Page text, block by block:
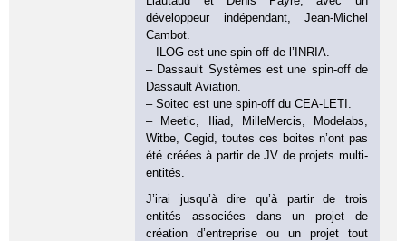
développeur indépendant, Jean-Michel
Cambot.
– ILOG est une spin-off de l’INRIA.
– Dassault Systèmes est une spin-off de
Dassault Aviation.
– Soitec est une spin-off du CEA-LETI.
– Meetic, Iliad, MilleMercis, Modelabs,
Witbe, Cegid, toutes ces boites n’ont pas
été créées à partir de JV de projets multi-
entités.
J’irai jusqu’à dire qu’à partir de trois
entités associées dans un projet de
création d’entreprise ou un projet tout